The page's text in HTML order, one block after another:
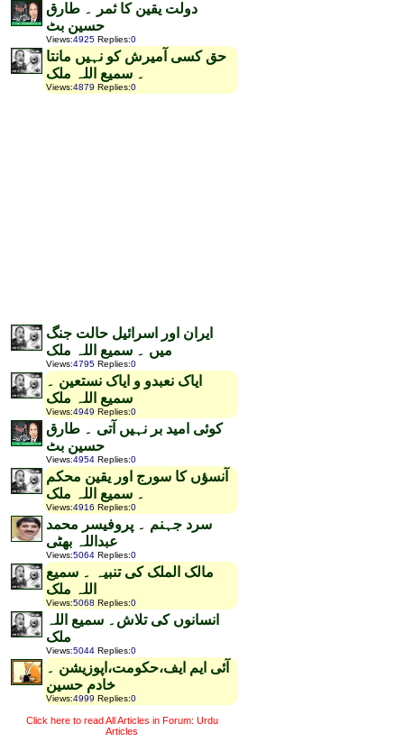
دولت یقین کا ثمر ۔ طارق
حسین بٹ
Views:4925 Replies:0
حق کسی آمیرش کو نہیں مانتا
۔ سمیع اللہ ملک
Views:4879 Replies:0
ایران اور اسرائیل حالت جنگ
میں ۔ سمیع اللہ ملک
Views:4795 Replies:0
ایاک نعبدو و ایاک نستعین ۔
سمیع اللہ ملک
Views:4949 Replies:0
کوئی امید بر نہیں آتی ۔ طارق
حسین بٹ
Views:4954 Replies:0
آنسؤں کا سورج اور یقین محکم
۔ سمیع اللہ ملک
Views:4916 Replies:0
سرد جہنم ۔ پروفیسر محمد
عبداللہ بھٹی
Views:5064 Replies:0
مالک الملک کی تنبیہ ۔ سمیع
اللہ ملک
Views:5068 Replies:0
انسانوں کی تلاش۔ سمیع اللہ
ملک
Views:5044 Replies:0
آئی ایم ایف،حکومت،اپوزیشن ۔
خادم حسین
Views:4999 Replies:0
Click here to read All Articles in Forum: Urdu
Articles